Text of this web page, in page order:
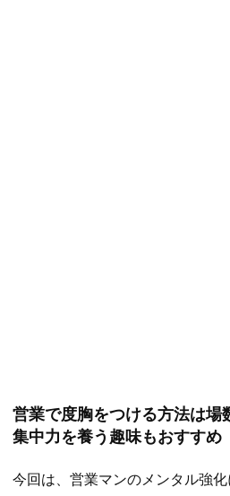
営業で度胸をつける方法は場
集中力を養う趣味もおすすめ
今回は、営業マンのメンタル強